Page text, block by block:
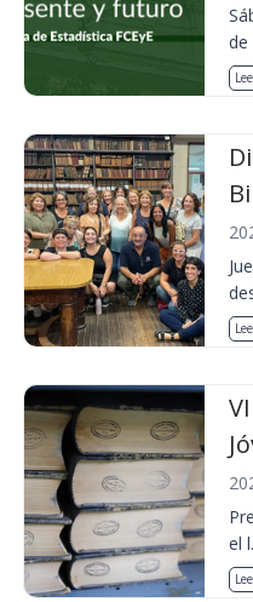
de
el